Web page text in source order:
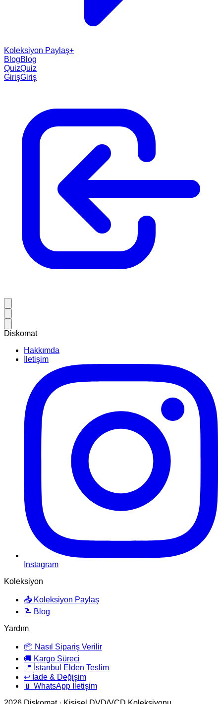
Koleksiyon Paylaş+
BlogBlog
QuizQuiz
GirişGiriş
Diskomat
Hakkımda
İletişim
Instagram
Koleksiyon
📤 Koleksiyon Paylaş
📝 Blog
Yardım
📦 Nasıl Sipariş Verilir
🚚 Kargo Süreci
📍 İstanbul Elden Teslim
↩️ İade & Değişim
📱 WhatsApp İletişim